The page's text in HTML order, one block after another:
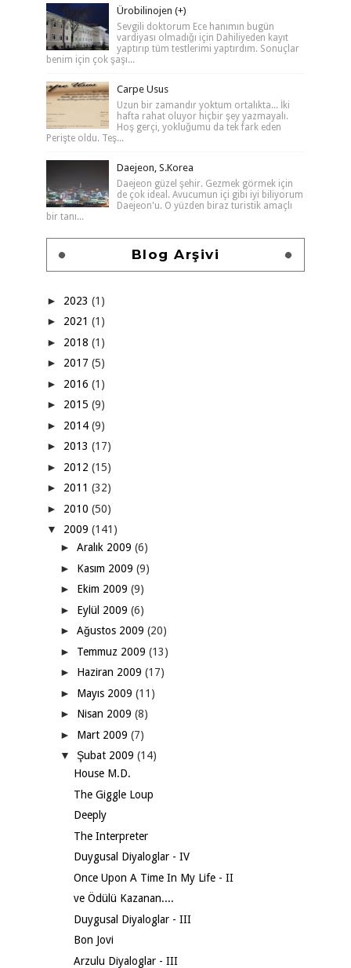
Ürobilinojen (+)
Sevgili doktorum Ece hanımın bugün
vardiyası olmadığı için Dahiliyeden kayıt
yaptırıp tüm testlerimi yaptırdım. Sonuçlar
benim için çok şaşı...
Carpe Usus
Uzun bir zamandır yoktum ortalıkta... İki
hafta rahat oluyor hiçbir şey yazmayalı.
Hoş gerçi, yokluğumu da tek fark eden
Perişte oldu. Teş...
Daejeon, S.Korea
Daejeon güzel şehir. Gezmek görmek için
de çok ideal. Avucumun içi gibi iyi biliyorum
Daejeon'u. O yüzden biraz turistik amaçlı
bir tanı...
Blog Arşivi
► 2023 (1)
► 2021 (1)
► 2018 (1)
► 2017 (5)
► 2016 (1)
► 2015 (9)
► 2014 (9)
► 2013 (17)
► 2012 (15)
► 2011 (32)
► 2010 (50)
▼ 2009 (141)
► Aralık 2009 (6)
► Kasım 2009 (9)
► Ekim 2009 (9)
► Eylül 2009 (6)
► Ağustos 2009 (20)
► Temmuz 2009 (13)
► Haziran 2009 (17)
► Mayıs 2009 (11)
► Nisan 2009 (8)
► Mart 2009 (7)
▼ Şubat 2009 (14)
House M.D.
The Giggle Loup
Deeply
The Interpreter
Duygusal Diyaloglar - IV
Once Upon A Time In My Life - II
ve Ödülü Kazanan....
Duygusal Diyaloglar - III
Bon Jovi
Arzulu Diyaloglar - III